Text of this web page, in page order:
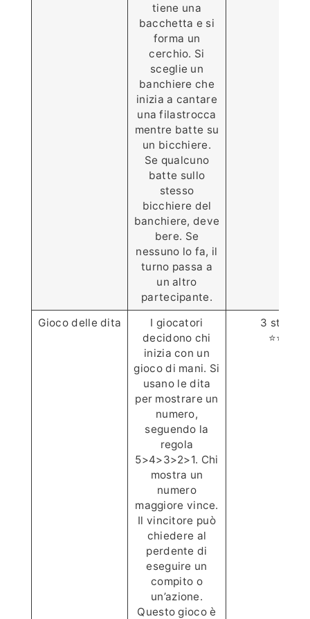
tiene una
bacchetta e si
forma un
cerchio. Si
sceglie un
banchiere che
inizia a cantare
una filastrocca
mentre batte su
un bicchiere.
Se qualcuno
batte sullo
stesso
bicchiere del
banchiere, deve
bere. Se
nessuno lo fa, il
turno passa a
un altro
partecipante.
Gioco delle dita
I giocatori
decidono chi
inizia con un
gioco di mani. Si
usano le dita
per mostrare un
numero,
seguendo la
regola
5>4>3>2>1. Chi
mostra un
numero
maggiore vince.
Il vincitore può
chiedere al
perdente di
eseguire un
compito o
un’azione.
Questo gioco è
3 stelle
⭐️⭐️⭐️